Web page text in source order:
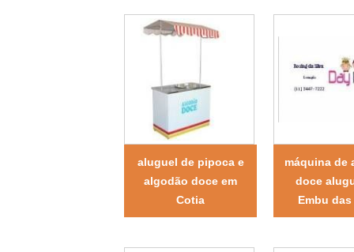
aluguel de pipoca e
algodão doce em
Cotia
máquina de
doce
Embu